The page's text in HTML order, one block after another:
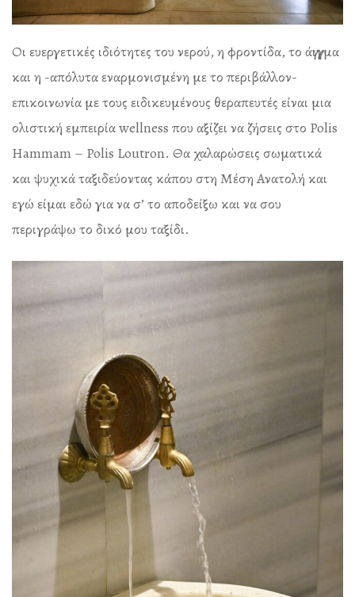
Οι ευεργετικές ιδιότητες του νερού, η φροντίδα, το άγγιγμα
και η -απόλυτα εναρμονισμένη με το περιβάλλον-
επικοινωνία με τους ειδικευμένους θεραπευτές είναι μια
ολιστική εμπειρία wellness που αξίζει να ζήσεις στο Polis
Hammam – Polis Loutron. Θα χαλαρώσεις σωματικά
και ψυχικά ταξιδεύοντας κάπου στη Μέση Ανατολή και
εγώ είμαι εδώ για να σ’ το αποδείξω και να σου
περιγράψω το δικό μου ταξίδι.